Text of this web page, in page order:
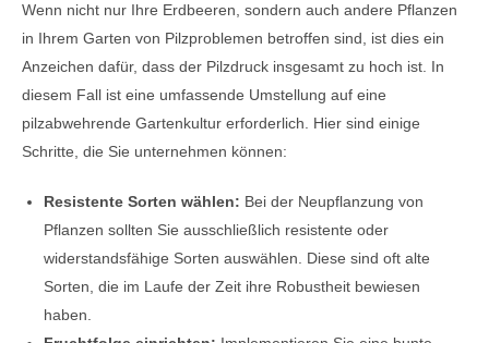
Wenn nicht nur Ihre Erdbeeren, sondern auch andere Pflanzen
in Ihrem Garten von Pilzproblemen betroffen sind, ist dies ein
Anzeichen dafür, dass der Pilzdruck insgesamt zu hoch ist. In
diesem Fall ist eine umfassende Umstellung auf eine
pilzabwehrende Gartenkultur erforderlich. Hier sind einige
Schritte, die Sie unternehmen können:
Resistente Sorten wählen: Bei der Neupflanzung von
Pflanzen sollten Sie ausschließlich resistente oder
widerstandsfähige Sorten auswählen. Diese sind oft alte
Sorten, die im Laufe der Zeit ihre Robustheit bewiesen
haben.